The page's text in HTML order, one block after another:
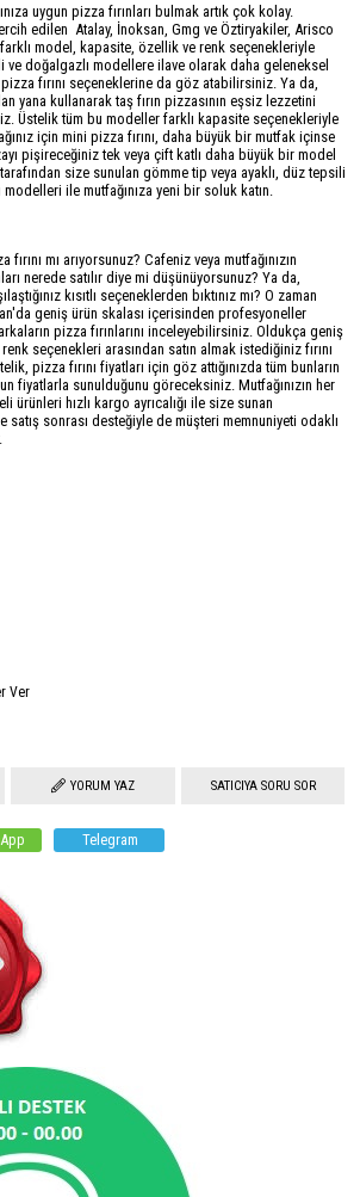
uygun pizza fırınları bulmak artık çok kolay.
edilen Atalay, İnoksan, Gmg ve Öztiryakiler, Arisco
farklı model, kapasite, özellik ve renk seçenekleriyle
doğalgazlı modellere ilave olarak daha geleneksel
pizza fırını seçeneklerine da göz atabilirsiniz. Ya da,
yana kullanarak taş fırın pizzasının eşsiz lezzetini
Üstelik tüm bu modeller farklı kapasite seçenekleriyle
için mini pizza fırını, daha büyük bir mutfak içinse
pişireceğiniz tek veya çift katlı daha büyük bir model
size sunulan gömme tip veya ayaklı, düz tepsili
modelleri ile mutfağınıza yeni bir soluk katın.
mı arıyorsunuz? Cafeniz veya mutfağınızın
nerede satılır diye mi düşünüyorsunuz? Ya da,
kısıtlı seçeneklerden bıktınız mı? O zaman
geniş ürün skalası içerisinden profesyoneller
pizza fırınlarını inceleyebilirsiniz. Oldukça geniş
seçenekleri arasından satın almak istediğiniz fırını
pizza fırını fiyatları için göz attığınızda tüm bunların
fiyatlarla sunulduğunu göreceksiniz. Mutfağınızın her
ürünleri hızlı kargo ayrıcalığı ile size sunan
sonrası desteğiyle de müşteri memnuniyeti odaklı
Ver
YORUM YAZ SATICIYA SORU SOR
Telegram